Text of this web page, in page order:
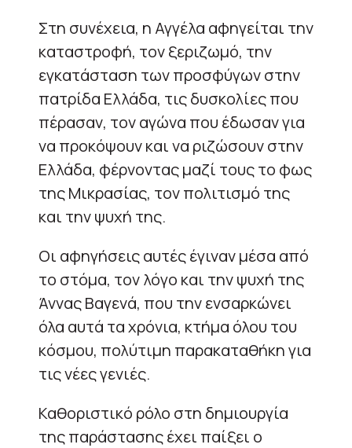
Στη συνέχεια, η Αγγέλα αφηγείται την
καταστροφή, τον ξεριζωμό, την
εγκατάσταση των προσφύγων στην
πατρίδα Ελλάδα, τις δυσκολίες που
πέρασαν, τον αγώνα που έδωσαν για
να προκόψουν και να ριζώσουν στην
Ελλάδα, φέρνοντας μαζί τους το φως
της Μικρασίας, τον πολιτισμό της
και την ψυχή της.
Οι αφηγήσεις αυτές έγιναν μέσα από
το στόμα, τον λόγο και την ψυχή της
Άννας Βαγενά, που την ενσαρκώνει
όλα αυτά τα χρόνια, κτήμα όλου του
κόσμου, πολύτιμη παρακαταθήκη για
τις νέες γενιές.
Καθοριστικό ρόλο στη δημιουργία
της παράστασης έχει παίξει ο